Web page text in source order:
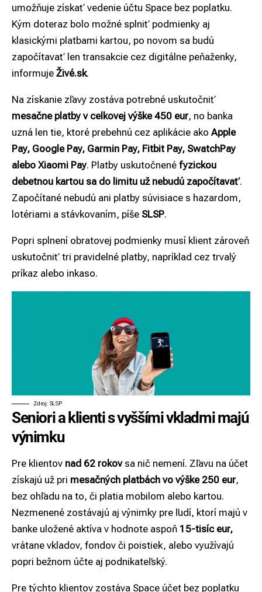
umožňuje získať vedenie účtu Space bez poplatku.
Kým doteraz bolo možné splniť podmienky aj
klasickými platbami kartou, po novom sa budú
započítavať len transakcie cez digitálne peňaženky,
informuje Živé.sk.
Na získanie zľavy zostáva potrebné uskutočniť
mesačne platby v celkovej výške 450 eur, no banka
uzná len tie, ktoré prebehnú cez aplikácie ako Apple
Pay, Google Pay, Garmin Pay, Fitbit Pay, SwatchPay
alebo Xiaomi Pay. Platby uskutočnené fyzickou
debetnou kartou sa do limitu už nebudú započítavať.
Započítané nebudú ani platby súvisiace s hazardom,
lotériami a stávkovaním, píše SLSP.
Popri splnení obratovej podmienky musí klient zároveň
uskutočniť tri pravidelné platby, napríklad cez trvalý
príkaz alebo inkaso.
Zdroj: SLSP
Seniori a klienti s vyššími vkladmi majú
výnimku
Pre klientov nad 62 rokovsa nič nemení. Zľavu na účet
získajú už pri mesačných platbách vo výške 250 eur,
bez ohľadu na to, či platia mobilom alebo kartou.
Nezmenené zostávajú aj výnimky pre ľudí, ktorí majú v
banke uložené aktíva v hodnote aspoň 15-tisíc eur,
vrátane vkladov, fondov či poistiek, alebo využívajú
popri bežnom účte aj podnikateľský.
Pre týchto klientov zostáva Space účet bez poplatku